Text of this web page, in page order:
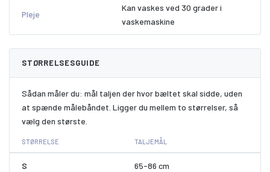
Pleje
Kan vaskes ved 30 grader i
vaskemaskine
STØRRELSESGUIDE
Sådan måler du: mål taljen der hvor bæltet skal sidde, uden
at spænde målebåndet. Ligger du mellem to størrelser, så
vælg den største.
STØRRELSE TALJEMÅL
S 65-86 cm